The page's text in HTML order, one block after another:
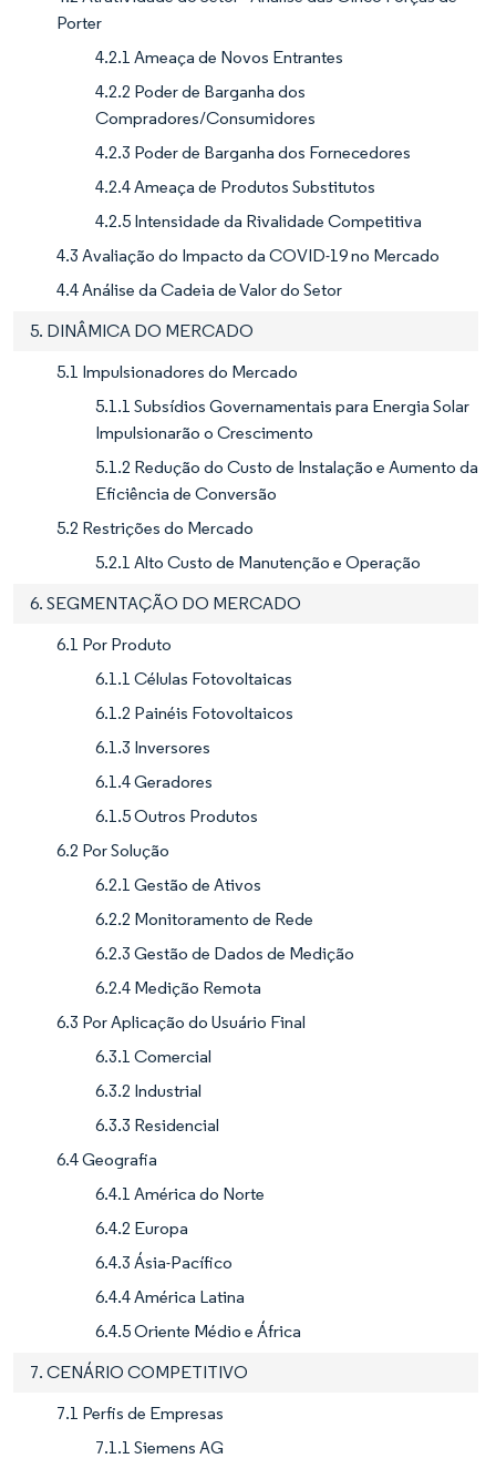
Porter
4.2.1 Ameaça de Novos Entrantes
4.2.2 Poder de Barganha dos
Compradores/Consumidores
4.2.3 Poder de Barganha dos Fornecedores
4.2.4 Ameaça de Produtos Substitutos
4.2.5 Intensidade da Rivalidade Competitiva
4.3 Avaliação do Impacto da COVID-19 no Mercado
4.4 Análise da Cadeia de Valor do Setor
5. DINÂMICA DO MERCADO
5.1 Impulsionadores do Mercado
5.1.1 Subsídios Governamentais para Energia Solar
Impulsionarão o Crescimento
5.1.2 Redução do Custo de Instalação e Aumento da
Eficiência de Conversão
5.2 Restrições do Mercado
5.2.1 Alto Custo de Manutenção e Operação
6. SEGMENTAÇÃO DO MERCADO
6.1 Por Produto
6.1.1 Células Fotovoltaicas
6.1.2 Painéis Fotovoltaicos
6.1.3 Inversores
6.1.4 Geradores
6.1.5 Outros Produtos
6.2 Por Solução
6.2.1 Gestão de Ativos
6.2.2 Monitoramento de Rede
6.2.3 Gestão de Dados de Medição
6.2.4 Medição Remota
6.3 Por Aplicação do Usuário Final
6.3.1 Comercial
6.3.2 Industrial
6.3.3 Residencial
6.4 Geografia
6.4.1 América do Norte
6.4.2 Europa
6.4.3 Ásia-Pacífico
6.4.4 América Latina
6.4.5 Oriente Médio e África
7. CENÁRIO COMPETITIVO
7.1 Perfis de Empresas
7.1.1 Siemens AG